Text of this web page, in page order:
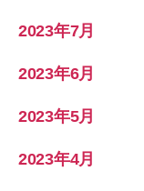
2023年7月
2023年6月
2023年5月
2023年4月